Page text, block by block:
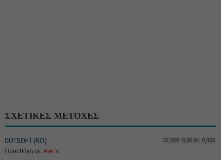
ΣΧΕΤΙΚΕΣ ΜΕΤΟΧΕΣ
DOTSOFT (ΚΟ) 32,000 0,00 % 0,000
Προσθήκη σε: Alerts